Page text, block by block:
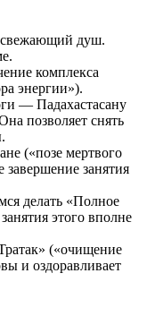
душ.
комплекса
энергии»).
— Падахастасану
позволяет снять
(«позе мертвого
занятия
делать «Полное
этого вполне
(«очищение
и оздоравливает